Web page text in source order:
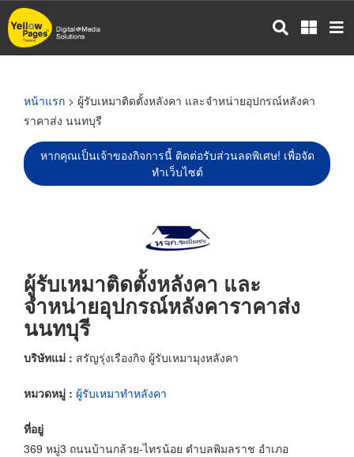
ข้าม
ไป
หน้าแรก > ผู้รับเหมาติดตั้งหลังคา และจำหน่ายอุปกรณ์หลังคา
ราคาส่ง นนทบุรี
หากคุณเป็นเจ้าของกิจการนี้ ติดต่อรับส่วนลดพิเศษ! เพื่อจัด
ทำเว็บไซต์
ผู้รับเหมาติดตั้งหลังคา และ
จำหน่ายอุปกรณ์หลังคาราคาส่ง
นนทบุรี
บริษัทแม่ : สรัญรุ่งเรืองกิจ ผู้รับเหมามุงหลังคา
หมวดหมู่ : ผู้รับเหมาทำหลังคา
ที่อยู่
369 หมู่3 ถนนบ้านกล้วย-ไทรน้อย ตำบลพิมลราช อำเภอ